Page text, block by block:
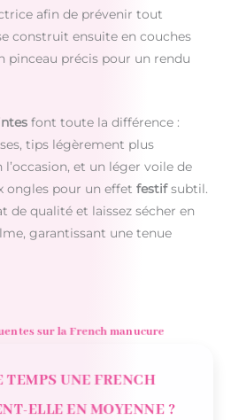
afin de prévenir tout
construit ensuite en couches
pinceau précis pour un rendu
font toute la différence :
tips légèrement plus
et un léger voile de
ongles pour un effet festifsubtil.
de qualité et laissez sécher en
garantissant une tenue
sur la French manucure
TEMPS UNE FRENCH
ELLE EN MOYENNE ?